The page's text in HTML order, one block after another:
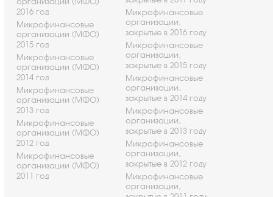
2016 год
Микрофинансовые
организации (МФО)
2015 год
Микрофинансовые
организации (МФО)
2014 год
Микрофинансовые
организации (МФО)
2013 год
Микрофинансовые
организации (МФО)
2012 год
Микрофинансовые
организации (МФО)
2011 год
Микрофинансовые
организации,
закрытые в 2016 году
Микрофинансовые
организации,
закрытые в 2015 году
Микрофинансовые
организации,
закрытые в 2014 году
Микрофинансовые
организации,
закрытые в 2013 году
Микрофинансовые
организации,
закрытые в 2012 году
Микрофинансовые
организации,